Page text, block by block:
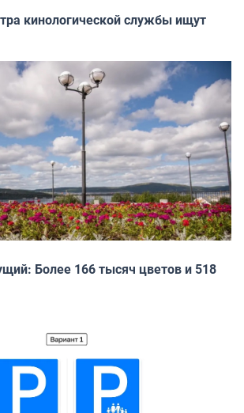
кинологической службы ищут
Более 166 тысяч цветов и 518